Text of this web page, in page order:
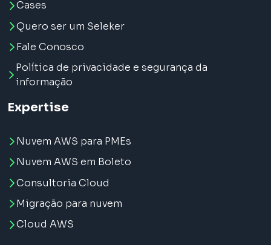
Cases
Quero ser um Seleker
Fale Conosco
Política de privacidade e segurança da
informação
Expertise
Nuvem AWS para PMEs
Nuvem AWS em Boleto
Consultoria Cloud
Migração para nuvem
Cloud AWS